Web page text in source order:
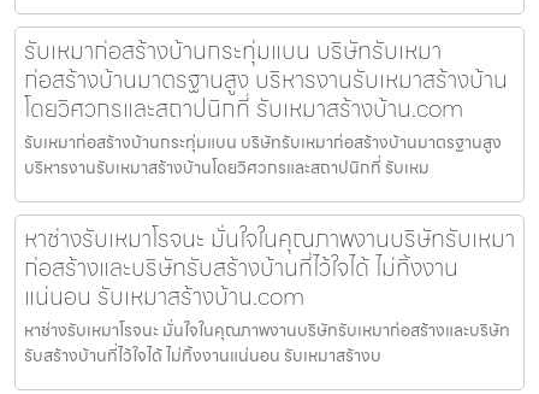
รับเหมาก่อสร้างบ้านกระทุ่มแบน บริษัทรับเหมา
ก่อสร้างบ้านมาตรฐานสูง บริหารงานรับเหมาสร้างบ้าน
โดยวิศวกรและสถาปนิกที่ รับเหมาสร้างบ้าน.com
รับเหมาก่อสร้างบ้านกระทุ่มแบน บริษัทรับเหมาก่อสร้างบ้านมาตรฐานสูง
บริหารงานรับเหมาสร้างบ้านโดยวิศวกรและสถาปนิกที่ รับเหม
หาช่างรับเหมาโรจนะ มั่นใจในคุณภาพงานบริษัทรับเหมา
ก่อสร้างและบริษัทรับสร้างบ้านที่ไว้ใจได้ ไม่ทิ้งงาน
แน่นอน รับเหมาสร้างบ้าน.com
หาช่างรับเหมาโรจนะ มั่นใจในคุณภาพงานบริษัทรับเหมาก่อสร้างและบริษัท
รับสร้างบ้านที่ไว้ใจได้ ไม่ทิ้งงานแน่นอน รับเหมาสร้างบ